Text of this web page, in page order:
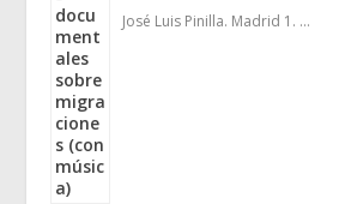
José Luis Pinilla. Madrid 1. …